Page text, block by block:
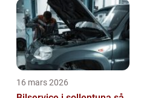
16 mars 2026